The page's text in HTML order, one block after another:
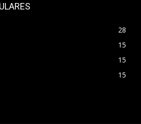
28
15
15
15